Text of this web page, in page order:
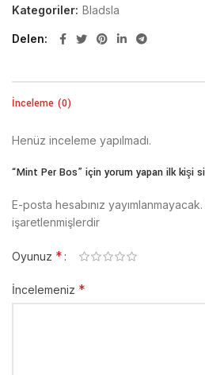
Kategoriler: Bladsla
Delen
İnceleme (0)
Henüz inceleme yapılmadı.
“Mint Per Bos” için yorum yapan ilk kişi
E-posta hesabınız yayımlanmayacak.
işaretlenmişlerdir
Oyunuz *
İncelemeniz *